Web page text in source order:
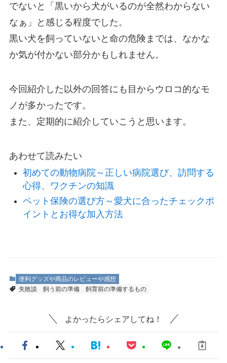
でないと「黒いから犬がいるのが全然わからない
なぁ」と感じる程度でした。
黒い犬を飼っていないと命の危険までは、なかな
か気が付かない部分かもしれません。
今回紹介した以外の回答にも目からウロコ的なモ
ノが多かったです。
また、定期的に紹介していこうと思います。
あわせて読みたい
初めての動物病院～正しい病院選び、訪問する
心得、ワクチンの知識
ペット保険の選び方～愛犬に合ったチェックポ
イントとお得な加入方法
便利グッズや商品のレビューや感想
失敗談
飼う前の準備 飼育前の準備するもの
よかったらシェアしてね！